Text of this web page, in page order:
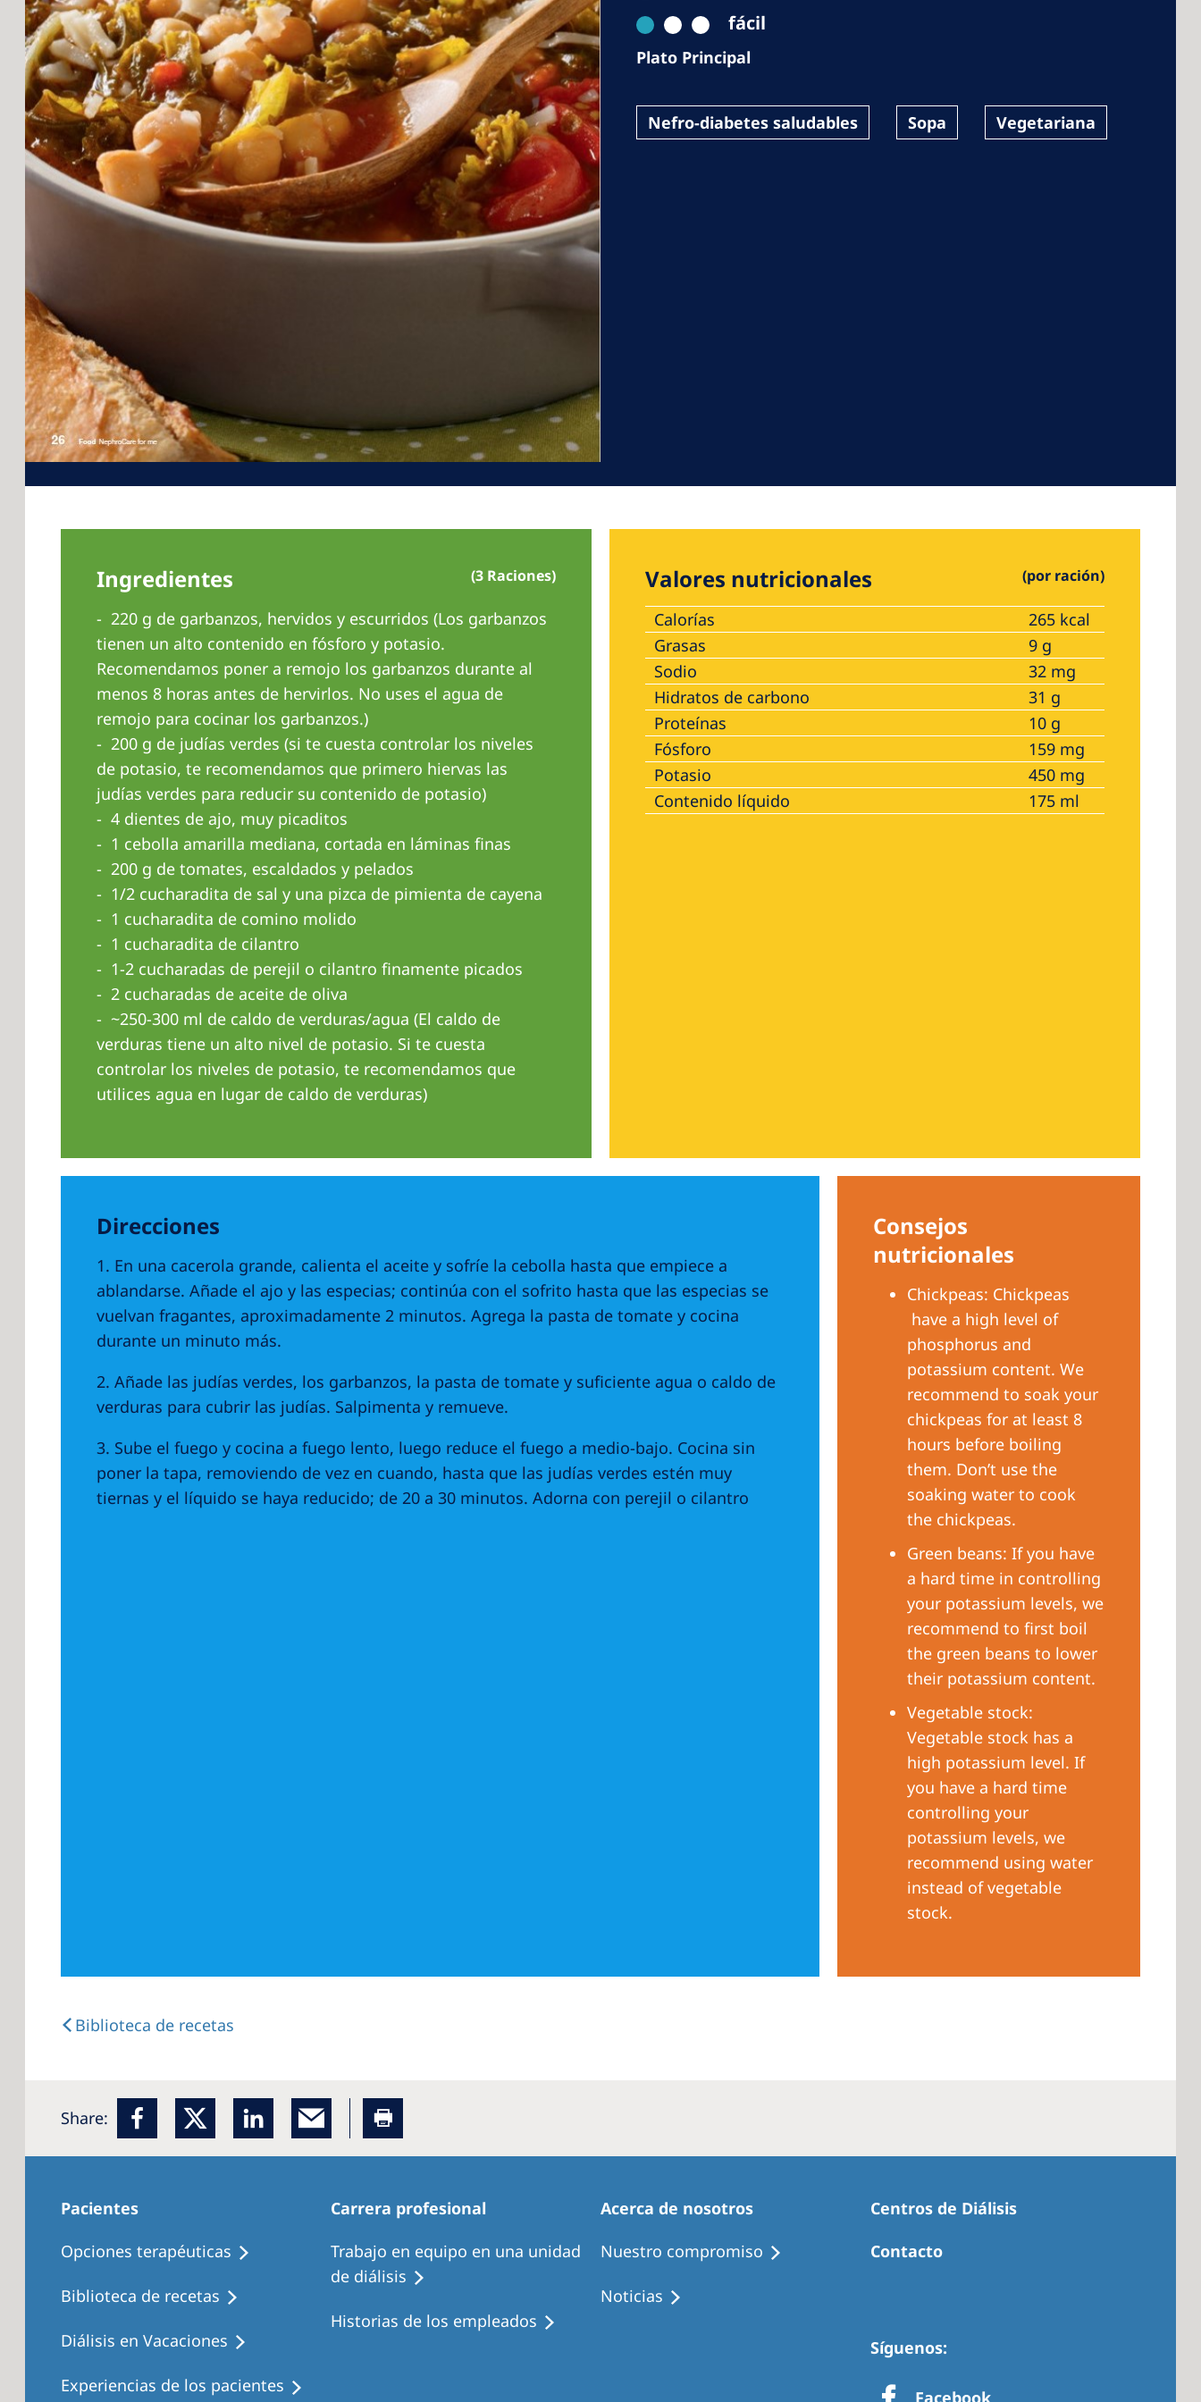
Romania
Russia
Asia Pacific
Asia Pacific
Australia
Philippines
United States of
NephroCare International
fácil
Plato Principal
Nefro-diabetes saludables Sopa Vegetariana
Ingredientes (3 Raciones)
220 g de garbanzos, hervidos y escurridos (Los garbanzos
tienen un alto contenido en fósforo y potasio.
Recomendamos poner a remojo los garbanzos durante al
menos 8 horas antes de hervirlos. No uses el agua de
remojo para cocinar los garbanzos.)
200 g de judías verdes (si te cuesta controlar los niveles
de potasio, te recomendamos que primero hiervas las
judías verdes para reducir su contenido de potasio)
4 dientes de ajo, muy picaditos
1 cebolla amarilla mediana, cortada en láminas finas
200 g de tomates, escaldados y pelados
1/2 cucharadita de sal y una pizca de pimienta de cayena
1 cucharadita de comino molido
1 cucharadita de cilantro
1-2 cucharadas de perejil o cilantro finamente picados
2 cucharadas de aceite de oliva
~250-300 ml de caldo de verduras/agua (El caldo de
verduras tiene un alto nivel de potasio. Si te cuesta
controlar los niveles de potasio, te recomendamos que
utilices agua en lugar de caldo de verduras)
Valores nutricionales (por ración)
Calorías
265 kcal
Grasas
9 g
Sodio
32 mg
Hidratos de carbono
31 g
Proteínas
10 g
Fósforo
159 mg
Potasio
450 mg
Contenido líquido
175 ml
Direcciones
1. En una cacerola grande, calienta el aceite y sofríe la cebolla hasta que empiece a
ablandarse. Añade el ajo y las especias; continúa con el sofrito hasta que las especias se
vuelvan fragantes, aproximadamente 2 minutos. Agrega la pasta de tomate y cocina
durante un minuto más.
2. Añade las judías verdes, los garbanzos, la pasta de tomate y suficiente agua o caldo de
verduras para cubrir las judías. Salpimenta y remueve.
3. Sube el fuego y cocina a fuego lento, luego reduce el fuego a medio-bajo. Cocina sin
poner la tapa, removiendo de vez en cuando, hasta que las judías verdes estén muy
tiernas y el líquido se haya reducido; de 20 a 30 minutos. Adorna con perejil o cilantro
Consejos
nutricionales
Chickpeas: Chickpeas
have a high level of
phosphorus and
potassium content. We
recommend to soak your
chickpeas for at least 8
hours before boiling
them. Don’t use the
soaking water to cook
the chickpeas.
Green beans: If you have
a hard time in controlling
your potassium levels, we
recommend to first boil
the green beans to lower
their potassium content.
Vegetable stock:
Vegetable stock has a
high potassium level. If
you have a hard time
controlling your
potassium levels, we
recommend using water
instead of vegetable
stock.
Biblioteca de recetas
Share:
Pacientes
Opciones terapéuticas
Biblioteca de recetas
Diálisis en Vacaciones
Experiencias de los pacientes
Carrera profesional
Trabajo en equipo en una unidad
de diálisis
Historias de los empleados
Acerca de nosotros
Nuestro compromiso
Noticias
Centros de Diálisis
Contacto
Síguenos:
Facebook